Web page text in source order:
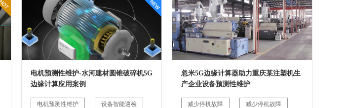
电机预测性维护-水河建材圆锥破碎机5G
边缘计算应用案例
电机预测性维护 设备智能巡检
忽米5G边缘计算器助力重庆某注塑机生
产企业设备预测性维护
减少停机故障 减少停机故障